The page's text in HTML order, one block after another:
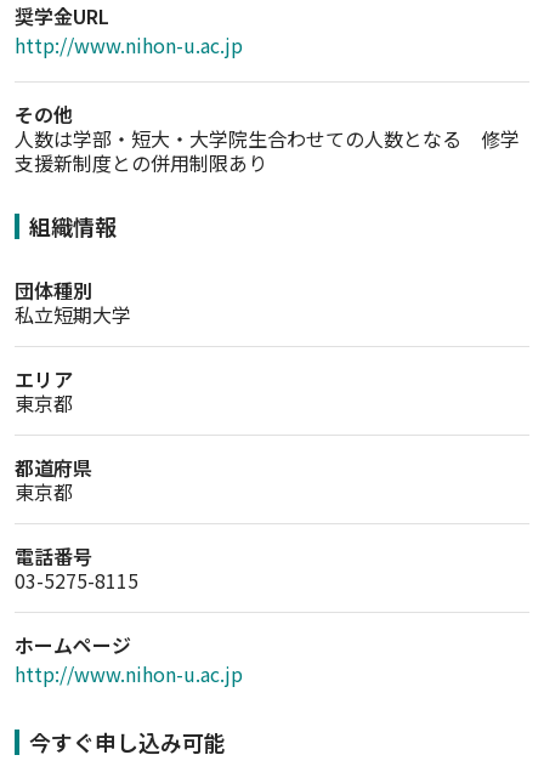
奨学金URL
http://www.nihon-u.ac.jp
その他
人数は学部・短大・大学院生合わせての人数となる　修学
支援新制度との併用制限あり
組織情報
団体種別
私立短期大学
エリア
東京都
都道府県
東京都
電話番号
03-5275-8115
ホームページ
http://www.nihon-u.ac.jp
今すぐ申し込み可能